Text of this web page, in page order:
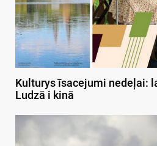
Kulturys īsacejumi nedeļai:
Ludzā i kinā